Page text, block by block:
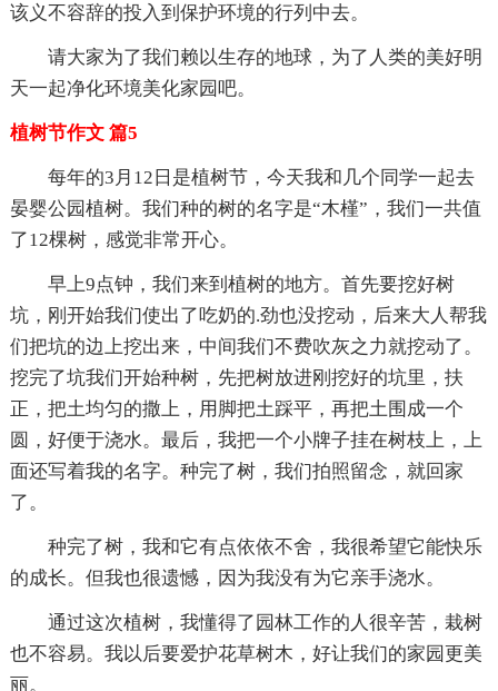
该义不容辞的投入到保护环境的行列中去。
请大家为了我们赖以生存的地球，为了人类的美好明
天一起净化环境美化家园吧。
植树节作文 篇5
每年的3月12日是植树节，今天我和几个同学一起去
晏婴公园植树。我们种的树的名字是“木槿”，我们一共值
了12棵树，感觉非常开心。
早上9点钟，我们来到植树的地方。首先要挖好树
坑，刚开始我们使出了吃奶的.劲也没挖动，后来大人帮我
们把坑的边上挖出来，中间我们不费吹灰之力就挖动了。
挖完了坑我们开始种树，先把树放进刚挖好的坑里，扶
正，把土均匀的撒上，用脚把土踩平，再把土围成一个
圆，好便于浇水。最后，我把一个小牌子挂在树枝上，上
面还写着我的名字。种完了树，我们拍照留念，就回家
了。
种完了树，我和它有点依依不舍，我很希望它能快乐
的成长。但我也很遗憾，因为我没有为它亲手浇水。
通过这次植树，我懂得了园林工作的人很辛苦，栽树
也不容易。我以后要爱护花草树木，好让我们的家园更美
丽。